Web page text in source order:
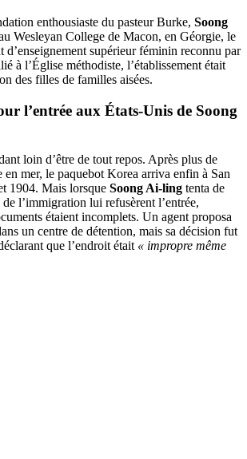
enthousiaste du pasteur Burke, Soong
Wesleyan College de Macon, en Géorgie, le
d’enseignement supérieur féminin reconnu par
à l’Église méthodiste, l’établissement était
des filles de familles aisées.
l’entrée aux États-Unis de Soong
loin d’être de tout repos. Après plus de
en mer, le paquebot Korea arriva enfin à San
1904. Mais lorsque Soong Ai-ling tenta de
de l’immigration lui refusèrent l’entrée,
étaient incomplets. Un agent proposa
un centre de détention, mais sa décision fut
que l’endroit était « impropre même